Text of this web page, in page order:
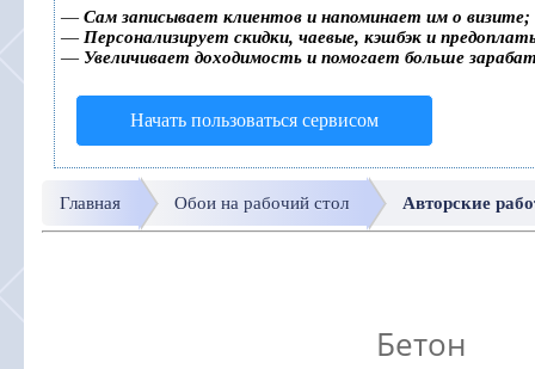
— Сам записывает клиентов и напоминает им о визите;
— Персонализирует скидки, чаевые, кэшбэк и
— Увеличивает доходимость и помогает больше
Начать пользоваться сервисом
Главная Обои на рабочий стол Авторские
Бетон